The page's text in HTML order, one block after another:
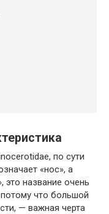
по сути
«нос», а
это название очень
что большой
— важная черта